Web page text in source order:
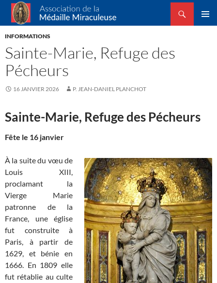
Association de la Médaille Miraculeuse
Recherche
ALLER
INFORMATIONS
Sainte-Marie, Refuge des
Pécheurs
16 JANVIER 2026 P. JEAN-DANIEL PLANCHOT
Sainte-Marie, Refuge des Pécheurs
Fête le 16 janvier
À la suite du vœu de
Louis XIII,
proclamant la
Vierge Marie
patronne de la
France, une église
fut construite à
Paris, à partir de
1629, et bénie en
1666. En 1809 elle
fut rétablie au culte